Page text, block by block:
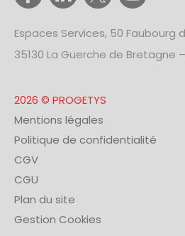
Espaces Services, 50 Faubourg
35130 La Guerche de Bretagne –
2026 © PROGETYS
Mentions légales
Politique de confidentialité
CGV
CGU
Plan du site
Gestion Cookies